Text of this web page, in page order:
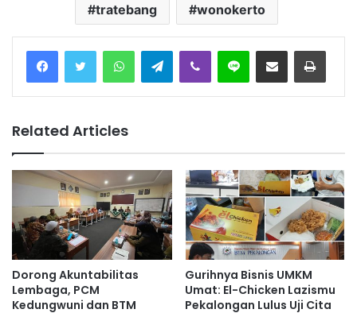
tratebang wonokerto
Telegram
Related Articles
Dorong Akuntabilitas
Lembaga, PCM
Kedungwuni dan BTM
Gurihnya Bisnis UMKM
Umat: El-Chicken Lazismu
Pekalongan Lulus Uji Cita